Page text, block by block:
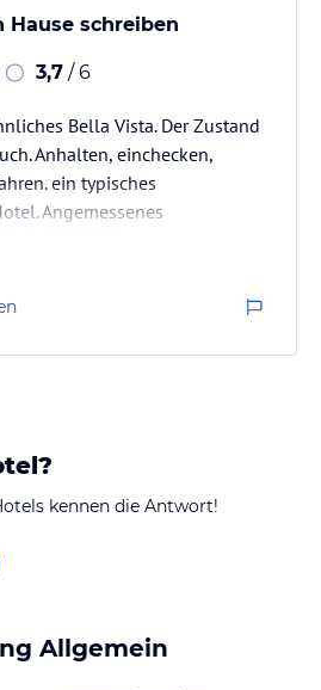
Hause schreiben
3,7 / 6
Bella Vista. Der Zustand
Anhalten, einchecken,
ein typisches
Angemessenes
kennen die Antwort!
Allgemein